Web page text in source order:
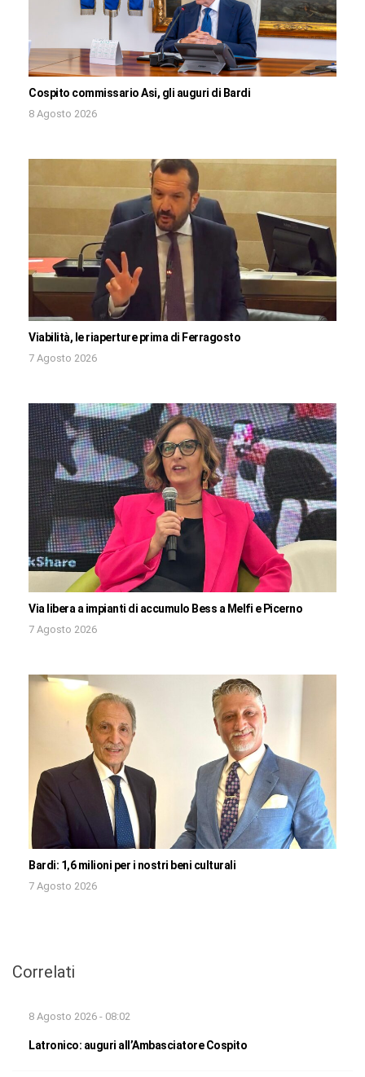
Cospito commissario Asi, gli auguri di Bardi
8 Agosto 2026
Viabilità, le riaperture prima di Ferragosto
7 Agosto 2026
Via libera a impianti di accumulo Bess a Melfi e Picerno
7 Agosto 2026
Bardi: 1,6 milioni per i nostri beni culturali
7 Agosto 2026
Correlati
8 Agosto 2026 - 08:02
Latronico: auguri all’Ambasciatore Cospito